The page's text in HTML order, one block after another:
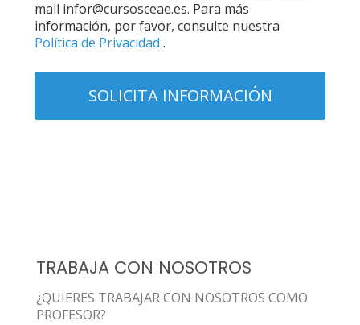
mail infor@cursosceae.es. Para más
información, por favor, consulte nuestra
Política de Privacidad .
TRABAJA CON NOSOTROS
¿QUIERES TRABAJAR CON NOSOTROS COMO
PROFESOR?